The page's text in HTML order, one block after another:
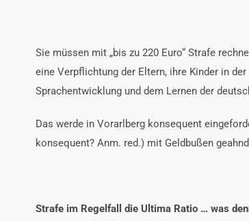
Sie müssen mit „bis zu 220 Euro“ Strafe
eine Verpflichtung der Eltern, ihre Kinder in der
Sprachentwicklung und dem Lernen der
Das werde in Vorarlberg konsequent
konsequent? Anm. red.) mit Geldbußen
Strafe im Regelfall die Ultima Ratio … was